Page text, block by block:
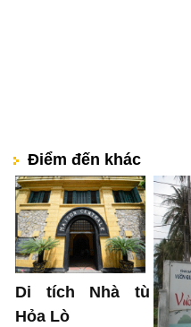
Điểm đến khác
Di tích Nhà tù
Hỏa Lò